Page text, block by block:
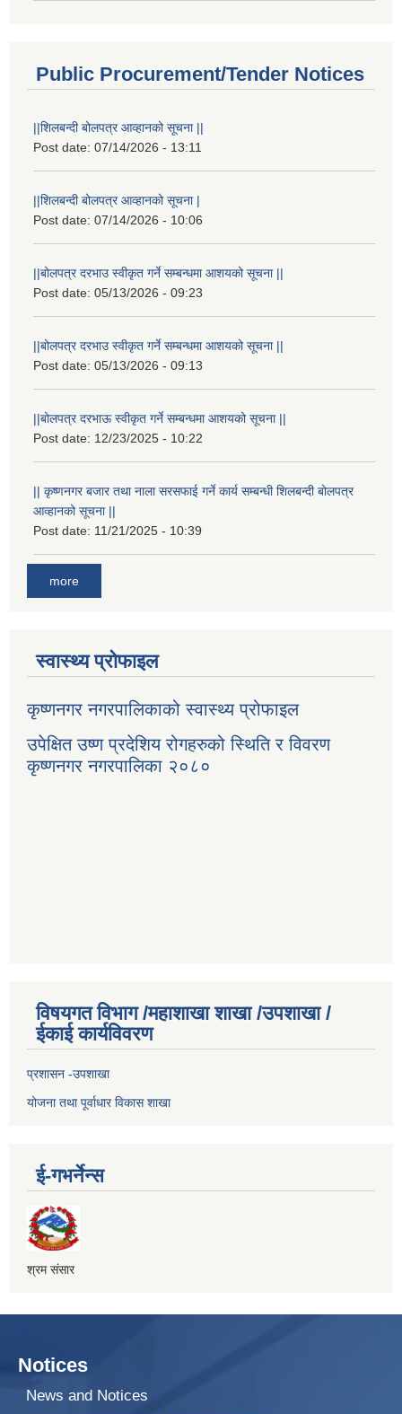
Public Procurement/Tender Notices
||शिलबन्दी बोलपत्र आव्हानको सूचना ||
Post date: 07/14/2026 - 13:11
||शिलबन्दी बोलपत्र आव्हानको सूचना |
Post date: 07/14/2026 - 10:06
||बोलपत्र दरभाउ स्वीकृत गर्ने सम्बन्धमा आशयको सूचना ||
Post date: 05/13/2026 - 09:23
||बोलपत्र दरभाउ स्वीकृत गर्ने सम्बन्धमा आशयको सूचना ||
Post date: 05/13/2026 - 09:13
||बोलपत्र दरभाऊ स्वीकृत गर्ने सम्बन्धमा आशयको सूचना ||
Post date: 12/23/2025 - 10:22
|| कृष्णनगर बजार तथा नाला सरसफाई गर्ने कार्य सम्बन्धी शिलबन्दी बोलपत्र
आव्हानको सूचना ||
Post date: 11/21/2025 - 10:39
more
स्वास्थ्य प्रोफाइल
कृष्णनगर नगरपालिकाको स्वास्थ्य प्रोफाइल
उपेक्षित उष्ण प्रदेशिय रोगहरुको स्थिति र विवरण
कृष्णनगर नगरपालिका २०८०
विषयगत विभाग /महाशाखा शाखा /उपशाखा /
ईकाई कार्यविवरण
प्रशासन -उपशाखा
योजना तथा पूर्वाधार विकास शाखा
ई-गभर्नेन्स
श्रम संसार
Notices
News and Notices